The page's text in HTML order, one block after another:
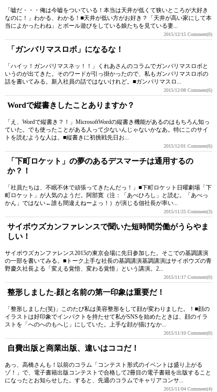
「嘘だ・・・俺は今嘘をついている！本当は天井が低くて狭いところが大好き
なのに！」わかる、わかる！■天井が低い方がお好き？「天井が高い家にして本
当によかったわね」とボール遊びをしている娘たちを見ている妻...
2015/12/15 Comment(0)
「ガンバリマスロボ」になるな！
「ハイッ！ガンバリマスネッ！！」くれあさんのコラムでガンバリマスロボと
いうのが出てきた。そのワードが引っ掛かったので、私もガンバリマスロボの
話を書いてみる。新入社員の話ではないけれど。■ガンバリマスロ...
2015/12/08 Comment(6)
Wordで縦書きしたことありますか？
「え、Wordで縦書き？！」MicrosoftWordの縦書き機能があるのはもちろん知っ
ていた。でも使ったことがある人って少ないんじゃないかなあ。特にこのサイ
トを読むような人は。■縦書きに初挑戦先日お...
2015/12/01 Comment(6)
「下町ロケット」の夢のあるデスマーチは通用するの
か？！
「社員たちは、不眠不休で頑張ってきたんだっ！」■下町ロケット日曜劇場「下
町ロケット」が人気のようだ。阿部寛（注：「あべひろし」と読む。「あべっ
かん」ではない←誰も間違えねーよっ！）が演じる佃社長が率い...
2015/11/25 Comment(3)
サイボウズカンファレンスで聞いた短時間労働がうらやま
しい！
サイボウズカンファレンス2015の東京会場に先日参加した。そこでの基調講演
の一部を書いてみる。■トーク上手な社長の基調講演基調講演はサイボウズの青
野慶久社長よる「変える覚悟、変わる覚悟」という講演。2...
2015/11/17 Comment(0)
整形しました-顔と名前の第一印象は重要だ！
「整形しました(笑)」このたび私は美容整形をして顔が変わりました。！■顔の
イラストは好印象でインパクトを持たせて私がSNSを始めたときは、顔のイラ
ストを「へのへのもへじ」にしていた。上手な顔が描けなか...
2015/11/10 Comment(0)
自費出版と商業出版、違いはココだ！
あっ、高橋さんも！以前のコラム「コンテスト形式のイベントは盛り上がる
ゾ！」で、電子書籍出版コンテストで合格して2冊目の電子書籍を出版すること
になったとお知らせした。すると、先週のコラムでキャリアコンサ...
2015/11/04 Comment(4)